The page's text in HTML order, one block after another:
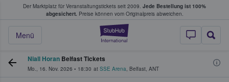
Der Marktplatz für Veranstaltungstickets seit 2009. Jede Bestellung ist 100%
abgesichert. Preise können vom Originalpreis abweichen.
StubHub - Wo
Menü
Tickets kaufen & verkaufen
Niall Horan Belfast Tickets
Mo., 16. Nov. 2026 • 18:30 at SSE Arena, Belfast, ANT